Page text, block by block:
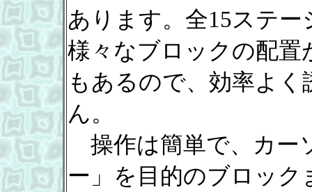
あります。全15ステ
様々なブロックの配置
もあるので、効率よ
ん。
操作は簡単で、カー
ー」を目的のブロッ